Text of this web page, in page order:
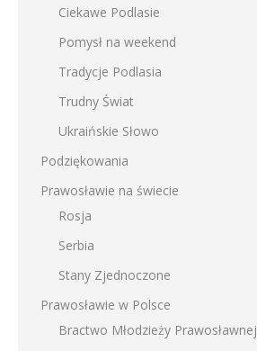
Ciekawe Podlasie
Pomysł na weekend
Tradycje Podlasia
Trudny Świat
Ukraińskie Słowo
Podziękowania
Prawosławie na świecie
Rosja
Serbia
Stany Zjednoczone
Prawosławie w Polsce
Bractwo Młodzieży Prawosławnej